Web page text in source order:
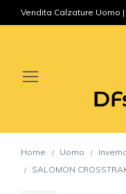
Vendita Calzature Uomo
Home Uomo
SALOMON